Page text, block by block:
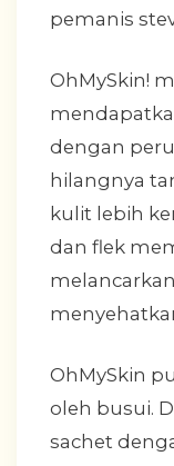
pemanis
OhMySkin!
dengan
hilangnya
kulit lebih
dan flek
OhMySkin
oleh busui.
sachet